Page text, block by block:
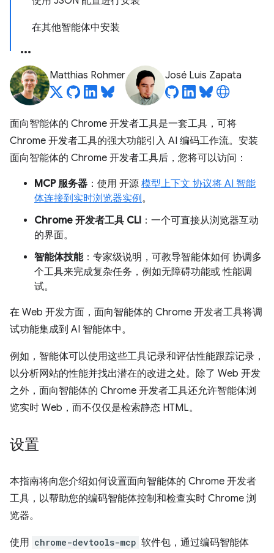
在其他智能体中安装
Matthias Rohmer José Luis Zapata
面向智能体的 Chrome 开发者工具是一套工具，可将
Chrome 开发者工具的强大功能引入 AI 编码工作流。安装
面向智能体的 Chrome 开发者工具后，您将可以访问：
MCP 服务器 ：使用 开源 模型上下文 协议将 AI 智能
体连接到实时浏览器实例。
Chrome 开发者工具 CLI ：一个可直接从浏览器互动
的界面。
智能体技能：专家级说明，可教导智能体如何 协调多
个工具来完成复杂任务，例如无障碍功能或 性能调
试。
在 Web 开发方面，面向智能体的 Chrome 开发者工具将调
试功能集成到 AI 智能体中。
例如，智能体可以使用这些工具记录和评估性能跟踪记录，
以分析网站的性能并找出潜在的改进之处。除了 Web 开发
之外，面向智能体的 Chrome 开发者工具还允许智能体浏
览实时 Web，而不仅仅是检索静态 HTML。
设置
本指南将向您介绍如何设置面向智能体的 Chrome 开发者
工具，以帮助您的编码智能体控制和检查实时 Chrome 浏
览器。
使用 chrome-devtools-mcp 软件包，通过编码智能体